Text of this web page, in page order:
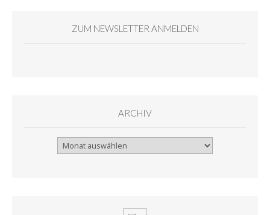
ZUM NEWSLETTER ANMELDEN
ARCHIV
Archiv